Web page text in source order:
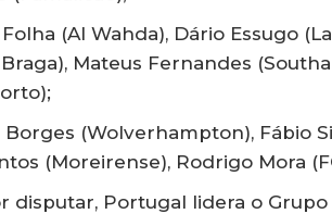
(Al Wahda), Dário Essugo
Mateus Fernandes
(Wolverhampton), Fábio
(Moreirense), Rodrigo Mora
disputar, Portugal lidera o Grupo